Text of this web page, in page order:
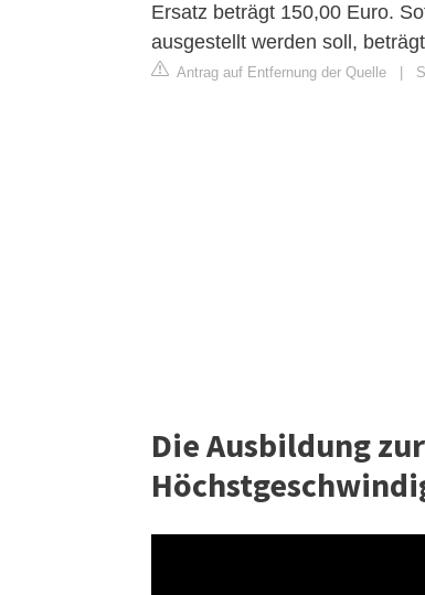
Ersatz beträgt 150,00 Euro.
ausgestellt werden soll,
Antrag auf Entfernung der Quelle
Die Ausbildung